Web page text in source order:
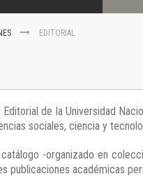
EDITORIAL
Editorial de la Universidad
sociales, ciencia y
catálogo -organizado en
publicaciones académicas